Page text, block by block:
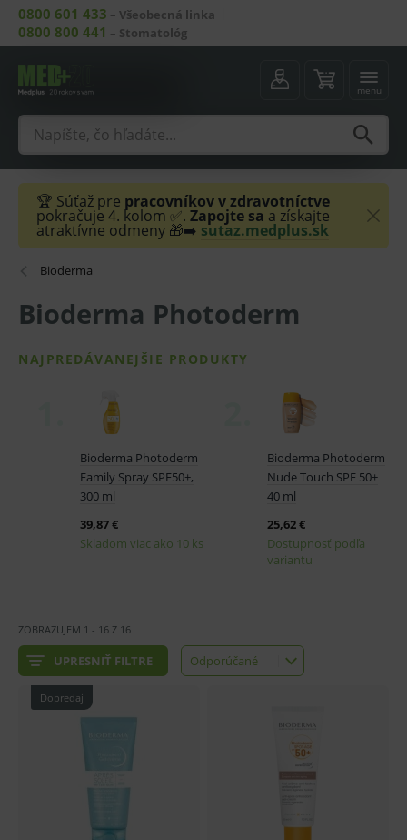
0800 601 433 – Všeobecná linka
0800 800 441 – Stomatológ
menu
🏆 Súťaž pre pracovníkov v zdravotníctve
pokračuje 4. kolom ✅. Zapojte sa a získajte
atraktívne odmeny 🎁➡️ sutaz.medplus.sk
Bioderma
Bioderma Photoderm
UPRESNIŤ FILTRE Odporúčané
Odporúčané
ZOBRAZUJEM 1 - 16 Z 16
Dopredaj